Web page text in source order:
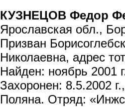
КУЗНЕЦОВ Федор
Ярославская обл.,
Призван
Николаевна, адрес
Найден: ноябрь 2001
Захоронен: 8.5.2002
Поляна. Отряд: